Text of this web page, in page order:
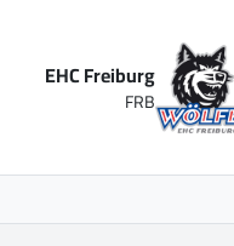
EHC Freiburg
FRB